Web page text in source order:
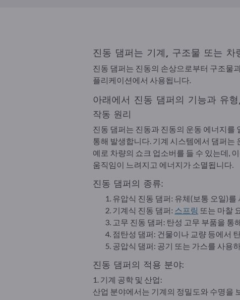
진동 댐퍼는 기계, 구조물 또는
진동 댐퍼는 진동의 손상으로부터 구조물
플리케이션에서 사용됩니다.
아래에서 진동 댐퍼의 기능과 유
작동 원리
진동 댐퍼는 진동과 진동의 운동 에너지를
통해 발생합니다. 기계 시스템에서 댐퍼는
예로 차량의 쇼크 업소버를 들 수 있는데,
움직임이 느려지고 에너지가 소멸됩니다.
진동 댐퍼의 종류:
유압식 진동 댐퍼: 유체(보통 오일)
기계식 진동 댐퍼: 스프링 또는 마찰
고무 진동 댐퍼: 탄성 고무 부품을 통
점탄성 댐퍼: 건물이나 교량 등에서
공압식 댐퍼: 공기 또는 가스를 사용
진동 댐퍼의 적용 분야:
1. 기계 공학 및 산업:
산업 분야에서는 기계의 정밀도와 수명을